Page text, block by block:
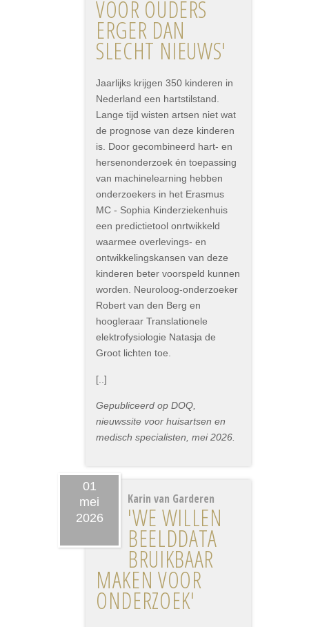
VOOR OUDERS
ERGER DAN
SLECHT NIEUWS'
Jaarlijks krijgen 350 kinderen in
Nederland een hartstilstand.
Lange tijd wisten artsen niet wat
de prognose van deze kinderen
is. Door gecombineerd hart- en
hersenonderzoek én toepassing
van machinelearning hebben
onderzoekers in het Erasmus
MC - Sophia Kinderziekenhuis
een predictietool onrtwikkeld
waarmee overlevings- en
ontwikkelingskansen van deze
kinderen beter voorspeld kunnen
worden. Neuroloog-onderzoeker
Robert van den Berg en
hoogleraar Translationele
elektrofysiologie Natasja de
Groot lichten toe.
[..]
Gepubliceerd op DOQ,
nieuwssite voor huisartsen en
medisch specialisten, mei 2026.
01
mei
2026
Karin van Garderen
'WE WILLEN
BEELDDATA
BRUIKBAAR
MAKEN VOOR
ONDERZOEK'